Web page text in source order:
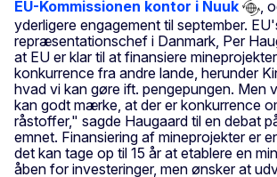
EU-Kommissionen kontor i Nuuk
,
yderligere engagement til september.
repræsentationschef i Danmark, Per
at EU er klar til at finansiere
konkurrence fra andre lande, herunder
hvad vi kan gøre ift. pengepungen. Men
kan godt mærke, at der er konkurrence
råstoffer," sagde Haugaard til en debat
emnet. Finansiering af mineprojekter er
det kan tage op til 15 år at etablere en
åben for investeringer, men ønsker at